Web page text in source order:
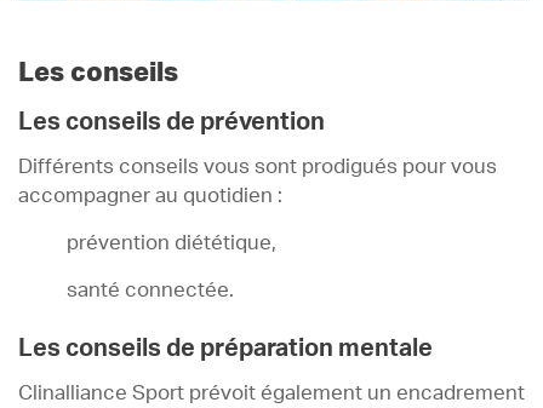
Les conseils
Les conseils de prévention
Différents conseils vous sont prodigués pour vous
accompagner au quotidien :
prévention diététique,
santé connectée.
Les conseils de préparation mentale
Clinalliance Sport prévoit également un encadrement